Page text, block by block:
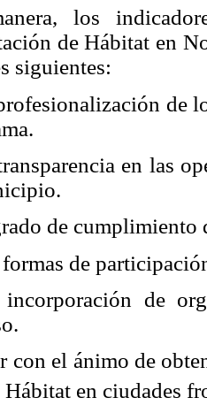
los
de Hábitat en
siguientes:
de
en las
de cumplimiento
de
de
con el ánimo de
Hábitat en ciudades